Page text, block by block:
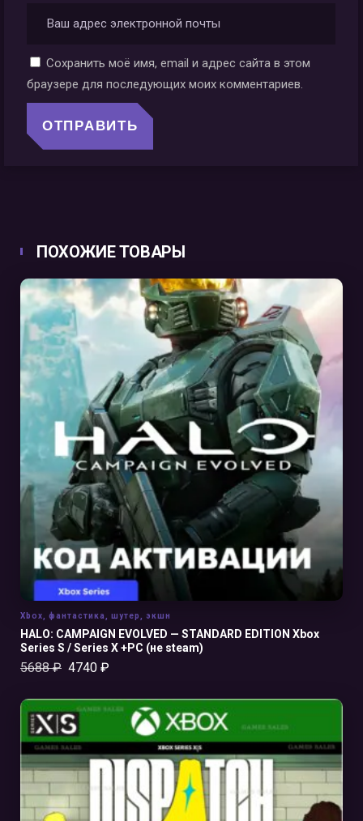
Сохранить моё имя, email и адрес сайта в этом
браузере для последующих моих комментариев.
ПОХОЖИЕ ТОВАРЫ
В КОРЗИНУ
HALO: CAMPAIGN EVOLVED — STANDARD EDITION Xbox
Series S / Series X +PC (не steam)
5688₽ 4740 ₽
Xbox фантастика шутер экшн